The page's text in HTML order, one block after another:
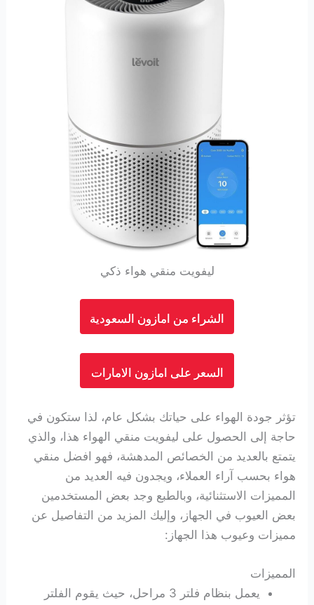
ليفويت منقي هواء ذكي
الشراء من امازون السعودية
السعر على امازون الامارات
تؤثر جودة الهواء على حياتك بشكل عام، لذا ستكون في
حاجة إلى الحصول على ليفويت منقي الهواء هذا، والذي
يتمتع بالعديد من الخصائص المدهشة، فهو افضل منقي
هواء بحسب آراء العملاء، ويجدون فيه العديد من
المميزات الاستثنائية، وبالطبع وجد بعض المستخدمين
بعض العيوب في الجهاز، وإليك المزيد من التفاصيل عن
مميزات وعيوب هذا الجهاز:
المميزات
يعمل بنظام فلتر 3 مراحل، حيث يقوم الفلتر